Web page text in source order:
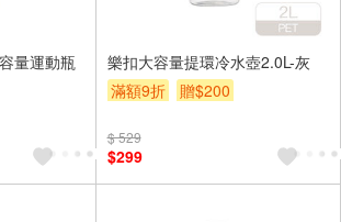
量運動瓶
樂扣大容量提環冷水壺2.0L-灰
滿額9折
贈$200
$ 529
$299